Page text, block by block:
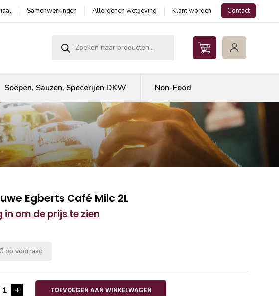
Samenwerkingen Allergenen wetgeving Klant worden Contact
Soepen, Sauzen, Specerijen DKW Non-Food
Egberts Café Milc 2L
in om de prijs te zien
op voorraad
Egberts Café Milc 2L aantal
+ TOEVOEGEN AAN WINKELWAGEN